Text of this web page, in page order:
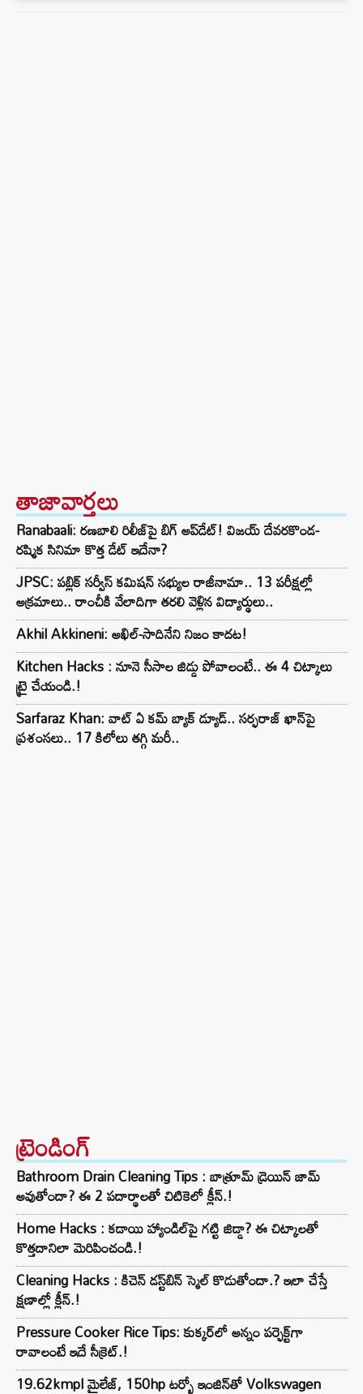
తాజావార్తలు
Ranabaali: రణబాలి రిలీజ్‌పై బిగ్ అప్‌డేట్! విజయ్ దేవరకొండ-
రష్మిక సినిమా కొత్త డేట్ ఇదేనా?
JPSC: పబ్లిక్ సర్వీస్ కమిషన్ సభ్యుల రాజీనామా.. 13 పరీక్షల్లో
అక్రమాలు.. రాంచీకి వేలాదిగా తరలి వెళ్లిన విద్యార్థులు..
Akhil Akkineni: అఖిల్-సాదినేని నిజం కాదట!
Kitchen Hacks : నూనె సీసాల జిడ్డు పోవాలంటే.. ఈ 4 చిట్కాలు
ట్రై చేయండి.!
Sarfaraz Khan: వాట్ ఏ కమ్ బ్యాక్ డ్యూడ్.. సర్ఫరాజ్ ఖాన్‌పై
ప్రశంసలు.. 17 కిలోలు తగ్గి మరీ..
ట్రెండింగ్‌
Bathroom Drain Cleaning Tips : బాత్రూమ్ డ్రెయిన్ జామ్
అవుతోందా? ఈ 2 పదార్థాలతో చిటికెలో క్లీన్.!
Home Hacks : కడాయి హ్యాండిల్‌పై గట్టి జిడ్డా? ఈ చిట్కాలతో
కొత్తదానిలా మెరిపించండి.!
Cleaning Hacks : కిచెన్ డస్ట్‌బిన్ స్మెల్ కొడుతోందా.? ఇలా చేస్తే
క్షణాల్లో క్లీన్.!
Pressure Cooker Rice Tips: కుక్కర్‌లో అన్నం పర్ఫెక్ట్‌గా
రావాలంటే ఇదే సీక్రెట్.!
19.62kmpl మైలేజ్, 150hp టర్బో ఇంజిన్‌తో Volkswagen